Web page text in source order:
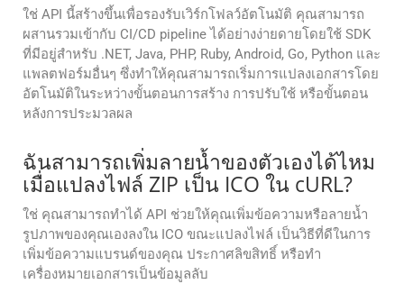
ใช่ API นี้สร้างขึ้นเพื่อรองรับเวิร์กโฟลว์อัตโนมัติ คุณสามารถ
ผสานรวมเข้ากับ CI/CD pipeline ได้อย่างง่ายดายโดยใช้ SDK
ที่มีอยู่สำหรับ .NET, Java, PHP, Ruby, Android, Go, Python และ
แพลตฟอร์มอื่นๆ ซึ่งทำให้คุณสามารถเริ่มการแปลงเอกสารโดย
อัตโนมัติในระหว่างขั้นตอนการสร้าง การปรับใช้ หรือขั้นตอน
หลังการประมวลผล
ฉันสามารถเพิ่มลายน้ำของตัวเองได้ไหม
เมื่อแปลงไฟล์ ZIP เป็น ICO ใน cURL?
ใช่ คุณสามารถทำได้ API ช่วยให้คุณเพิ่มข้อความหรือลายน้ำ
รูปภาพของคุณเองลงใน ICO ขณะแปลงไฟล์ เป็นวิธีที่ดีในการ
เพิ่มข้อความแบรนด์ของคุณ ประกาศลิขสิทธิ์ หรือทำ
เครื่องหมายเอกสารเป็นข้อมูลลับ